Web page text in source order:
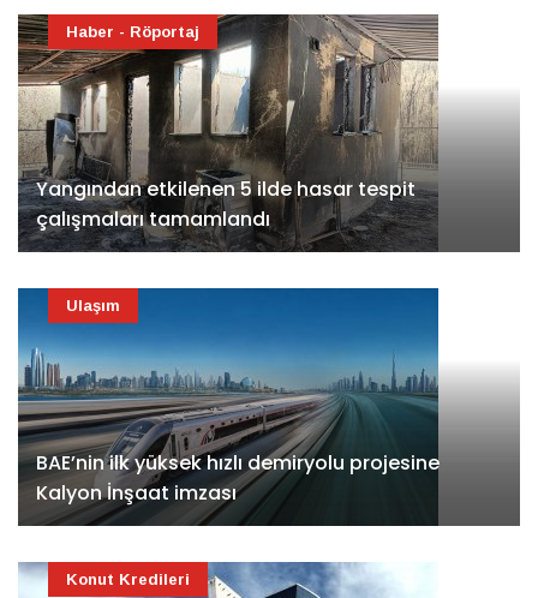
Yangından etkilenen 5 ilde hasar tespit
çalışmaları tamamlandı
Haber - Röportaj
BAE’nin ilk yüksek hızlı demiryolu projesine
Kalyon İnşaat imzası
Ulaşım
Konut Kredileri